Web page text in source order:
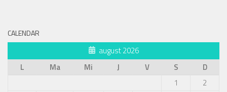
CALENDAR
august 2026
L
Ma Mi J V S
D
1
2